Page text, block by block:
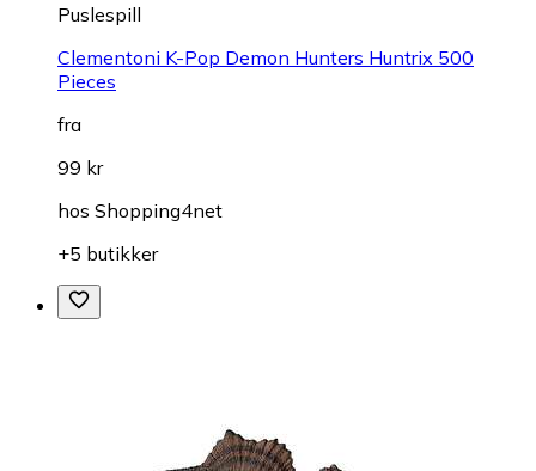
Puslespill
Clementoni K-Pop Demon Hunters Huntrix 500
Pieces
fra
99 kr
hos Shopping4net
+5 butikker